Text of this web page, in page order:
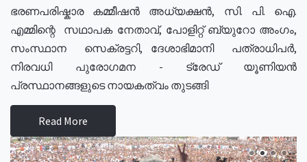
ഭരണപരിഷ്കാര കമ്മീഷൻ അധ്യക്ഷൻ, സി. പി. ഐ.
എമ്മിന്റെ സഥാപക നേതാവ്, പോളിറ്റ് ബ്യുറോ അംഗം,
സംസ്ഥാന സെക്രട്ടറി, ദേശാഭിമാനി പത്രാധിപർ,
നിരവധി പുരോഗമന - ട്രേഡ് യൂണിയൻ
പ്രസ്ഥാനങ്ങളുടെ നായകത്വം തുടങ്ങി
Read More